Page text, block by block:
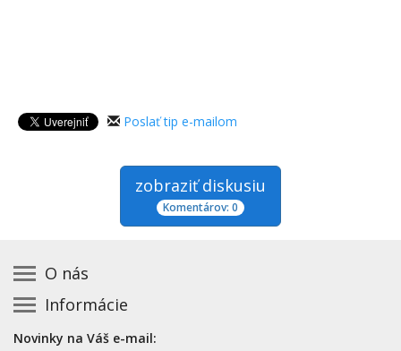
Poslať tip e-mailom
zobraziť diskusiu
Komentárov: 0
O nás
Kontakt na prevádzkovateľa
Zásady používania cookies
Informácie
Základná registrácia otváracích hodín zadarmo
Novinky na Váš e-mail: